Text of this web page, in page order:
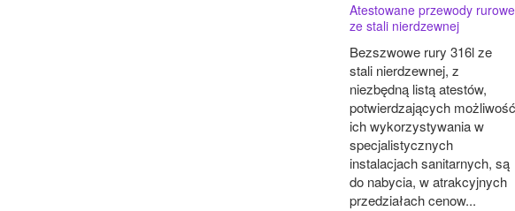
Atestowane przewody rurowe
ze stali nierdzewnej
Bezszwowe rury 316l ze
stali nierdzewnej, z
niezbędną listą atestów,
potwierdzających możliwość
ich wykorzystywania w
specjalistycznych
instalacjach sanitarnych, są
do nabycia, w atrakcyjnych
przedziałach cenow...